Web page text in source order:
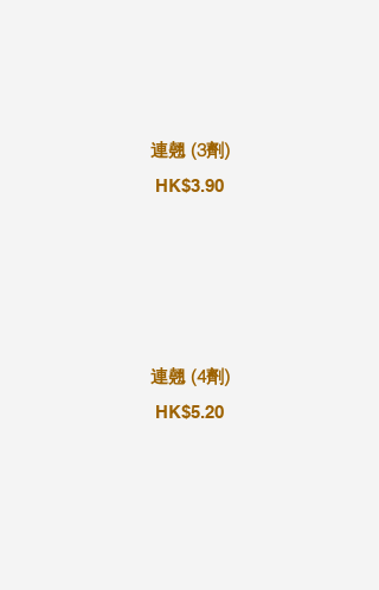
連翹 (3劑)
HK$3.90
連翹 (4劑)
HK$5.20